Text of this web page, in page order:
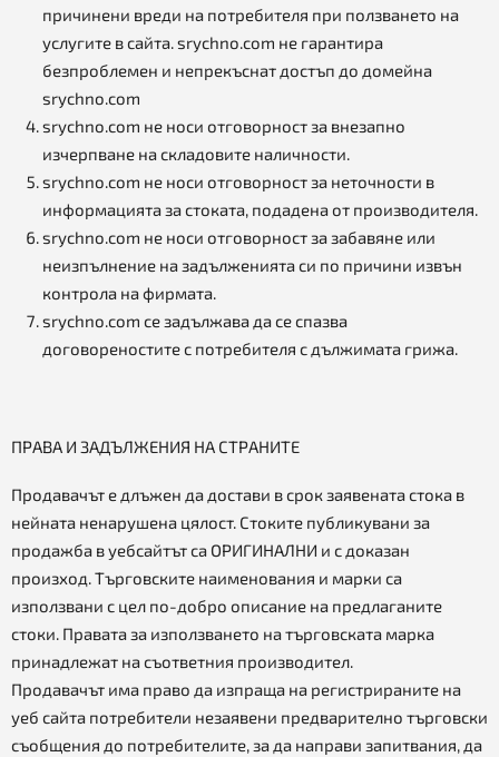
причинени вреди на потребителя при ползването на
услугите в сайта. srychno.com не гарантира
безпроблемен и непрекъснат достъп до домейна
srychno.com
srychno.com не носи отговорност за внезапно
изчерпване на складовите наличности.
srychno.com не носи отговорност за неточности в
информацията за стоката, подадена от производителя.
srychno.com не носи отговорност за забавяне или
неизпълнение на задълженията си по причини извън
контрола на фирмата.
srychno.com се задължава да се спазва
договореностите с потребителя с дължимата грижа.
ПРАВА И ЗАДЪЛЖЕНИЯ НА СТРАНИТЕ
Продавачът е длъжен да достави в срок заявената стока в
нейната ненарушена цялост. Стоките публикувани за
продажба в уебсайтът са ОРИГИНАЛНИ и с доказан
произход. Търговските наименования и марки са
използвани с цел по-добро описание на предлаганите
стоки. Правата за използването на търговската марка
принадлежат на съответния производител.
Продавачът има право да изпраща на регистрираните на
уеб сайта потребители незаявени предварително търговски
съобщения до потребителите, за да направи запитвания, да